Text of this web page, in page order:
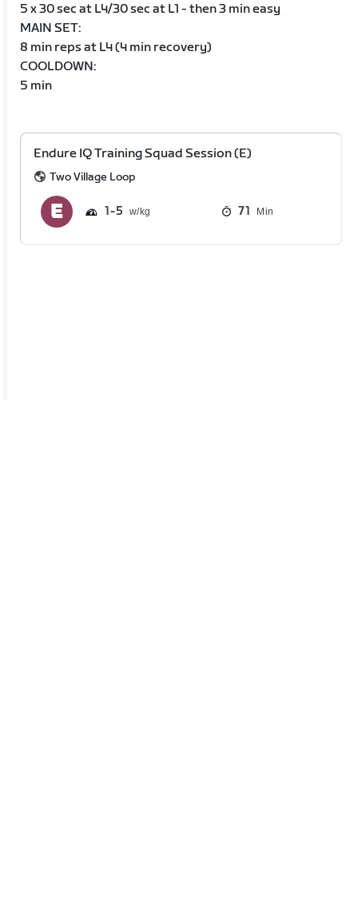
5 x 30 sec at L4/30 sec at L1 - then 3 min easy
MAIN SET:
8 min reps at L4 (4 min recovery)
COOLDOWN:
5 min
Endure IQ Training Squad Session (E)
Two Village Loop
1 5 71 Min